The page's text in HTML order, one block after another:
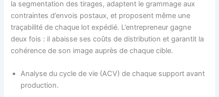
la segmentation des tirages, adaptent le grammage aux
contraintes d’envois postaux, et proposent même une
traçabilité de chaque lot expédié. L’entrepreneur gagne
deux fois : il abaisse ses coûts de distribution et garantit la
cohérence de son image auprès de chaque cible.
Analyse du cycle de vie (ACV) de chaque support avant
production.